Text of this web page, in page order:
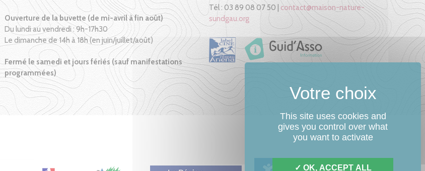
Ouverture de la buvette (de mi-avril à fin août)
Du lundi au vendredi : 9h-17h30
Le dimanche de 14h à 18h (en juin/juillet/août)
Fermé le samedi et jours fériés (sauf manifestations
programmées)
Tél : 03 89 08 07 50 | contact@maison-nature-
sundgau.org
This site uses cookies and
gives you control over what
you want to activate
OK, ACCEPT ALL